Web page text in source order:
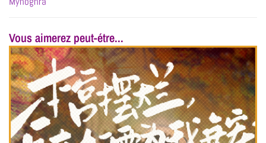
Vous aimerez peut-étre...